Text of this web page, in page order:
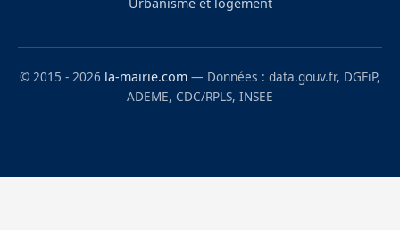
© 2015 - 2026 la-mairie.com — Données : data.gouv.fr, DGFiP,
ADEME, CDC/RPLS, INSEE